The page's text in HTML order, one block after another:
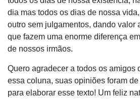
dia mas todos os dias de nossa
outro sem julgamentos, dando valor
que fazem uma enorme diferença
de nossos irmãos.
Quero agradecer a todos os amigos
essa coluna, suas opiniões foram
para elaborar esse texto! Um feliz